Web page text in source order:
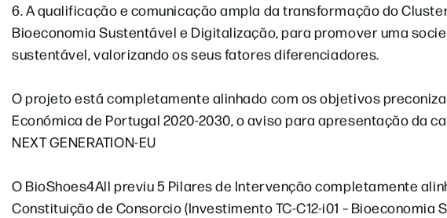
6. A qualificação e comunicação ampla da transformação do
Bioeconomia Sustentável e Digitalização, para promover uma
sustentável, valorizando os seus fatores diferenciadores.
O projeto está completamente alinhado com os objetivos
Económica de Portugal 2020-2030, o aviso para apresentação da
NEXT GENERATION-EU
O BioShoes4All previu 5 Pilares de Intervenção completamente
Constituição de Consorcio (Investimento TC-C12-i01 – Bioeconomia